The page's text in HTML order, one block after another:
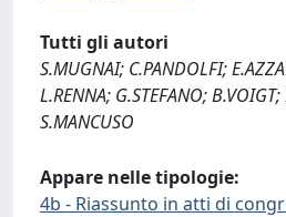
Tutti gli autori
S.MUGNAI; C.PANDOLFI;
L.RENNA; G.STEFANO;
S.MANCUSO
Appare nelle tipologie:
4b - Riassunto in atti di